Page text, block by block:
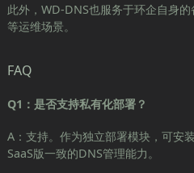
此外，WD-DNS也服务于环企自身
等运维场景。
FAQ
Q1：是否支持私有化部署？
A：支持。作为独立部署模块，可安
SaaS版一致的DNS管理能力。